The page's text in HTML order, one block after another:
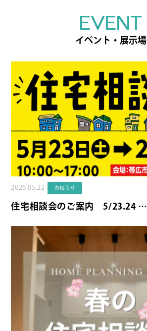
EVENT
イベント・展示場
2026.05.22 お知らせ
住宅相談会のご案内 5/23.24 …